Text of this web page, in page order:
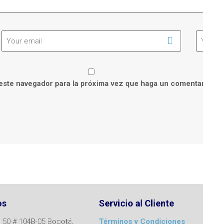
navegador para la próxima vez que haga un
# 104B-05 Bogotá,
Servicio al Cliente
Términos y Condiciones